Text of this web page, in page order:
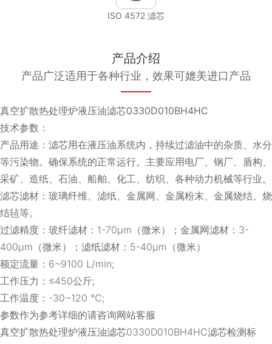
ISO 4572 滤芯
产品介绍
产品广泛适用于各种行业，效果可媲美进口产品
真空扩散热处理炉液压油滤芯0330D010BH4HC
技术参数：
产品用途：滤芯用在液压油系统内，持续过滤油中的杂质、水分
等污染物。确保系统的正常运行。主要应用电厂、钢厂、盾构、
采矿、造纸、石油、船舶、化工、纺织、各种动力机械等行业。
滤芯滤材：玻璃纤维、滤纸、金属网、金属粉末、金属烧结、烧
结毡等。
过滤精度：玻纤滤材：1-70μm（微米）；金属网滤材：3-
400μm（微米）；滤纸滤材：5-40μm（微米）
额定流量：6~9100 L/min;
工作压力：≤450公斤;
工作温度：-30~120 ℃;
参数作为参考详细的请咨询网站客服
真空扩散热处理炉液压油滤芯0330D010BH4HC滤芯检测标